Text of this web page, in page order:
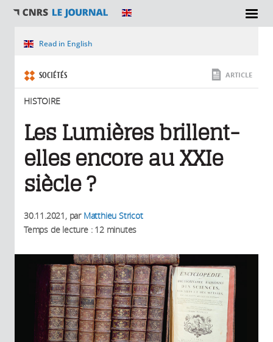
SECTIONS
Vous êtes ici
Read in English
SOCIÉTÉS
HISTOIRE
ARTICLE
Les Lumières brillent-
elles encore au XXIe
siècle ?
30.11.2021, par Matthieu Stricot
Temps de lecture : 12 minutes